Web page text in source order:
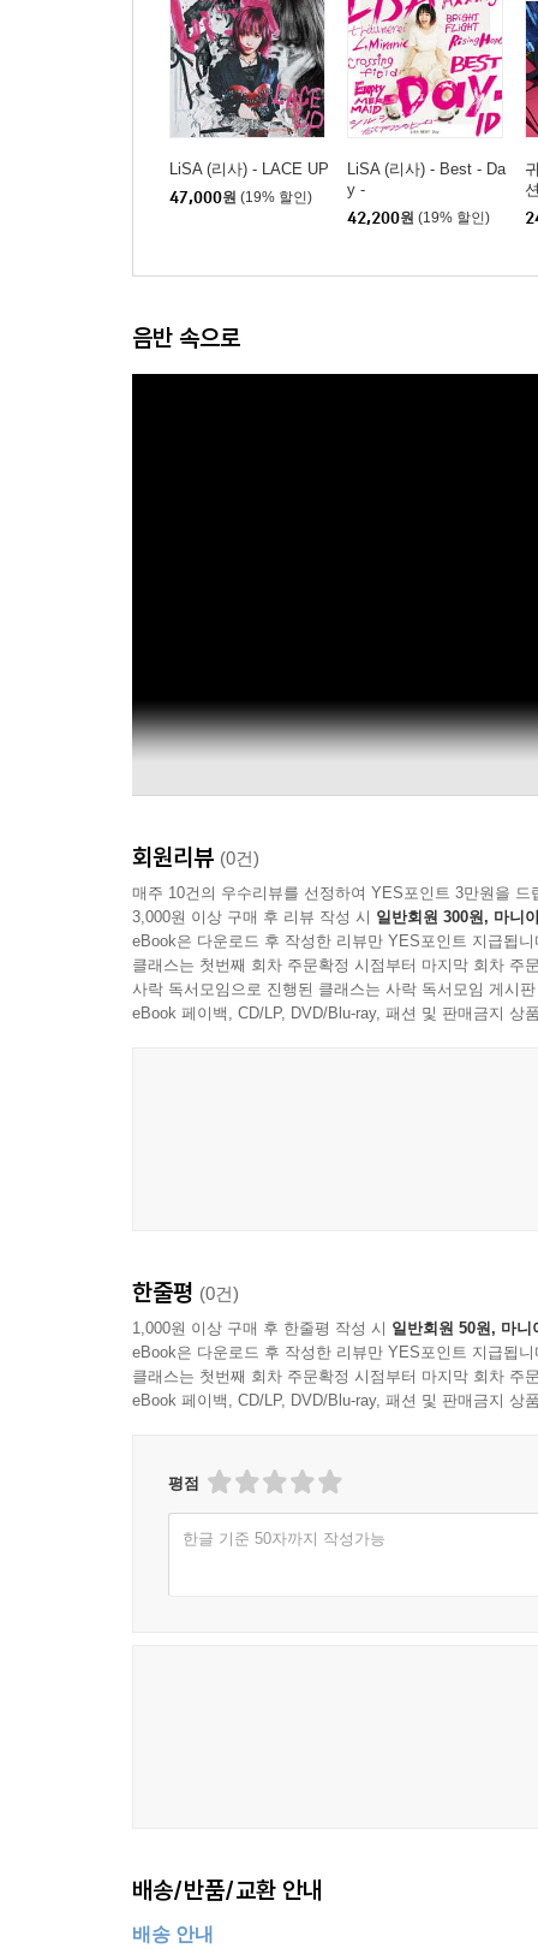
LiSA (리사) - LACE UP
47,000원 (19% 할인)
LiSA (리사) - Best - Da
y -
42,200원 (19% 할인)
음반 속으로
회원리뷰 (0건)
매주 10건의 우수리뷰를 선정하여 YES포인트 3만원을 드
3,000원 이상 구매 후 리뷰 작성 시 일반회원 300원, 마니
eBook은 다운로드 후 작성한 리뷰만 YES포인트 지급됩니
클래스는 첫번째 회차 주문확정 시점부터 마지막 회차 주
사락 독서모임으로 진행된 클래스는 사락 독서모임 게시
eBook 페이백, CD/LP, DVD/Blu-ray, 패션 및 판매금지 상
한줄평 (0건)
1,000원 이상 구매 후 한줄평 작성 시 일반회원 50원, 마니
eBook은 다운로드 후 작성한 리뷰만 YES포인트 지급됩니
클래스는 첫번째 회차 주문확정 시점부터 마지막 회차 주
eBook 페이백, CD/LP, DVD/Blu-ray, 패션 및 판매금지 상
평점
한글 기준 50자까지 작성가능
배송/반품/교환 안내
배송 안내